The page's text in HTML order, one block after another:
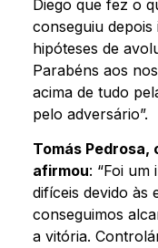
Diego que fez o
conseguiu
hipóteses de
Parabéns aos
acima de tudo
pelo adversário”.
Tomás Pedrosa,
afirmou: “Foi
difíceis devido às
conseguimos
a vitória.